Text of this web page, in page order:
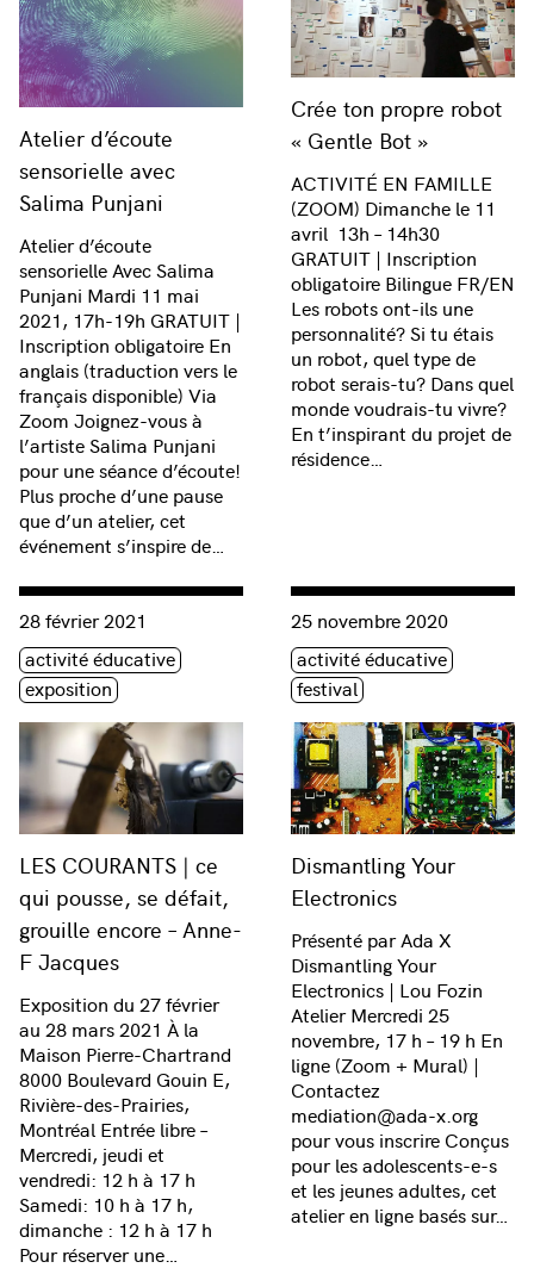
Atelier d’écoute
sensorielle avec
Salima Punjani
Atelier d’écoute
sensorielle Avec Salima
Punjani Mardi 11 mai
2021, 17h-19h GRATUIT |
Inscription obligatoire En
anglais (traduction vers le
français disponible) Via
Zoom Joignez-vous à
l’artiste Salima Punjani
pour une séance d’écoute!
Plus proche d’une pause
que d’un atelier, cet
événement s’inspire de…
Crée ton propre robot
« Gentle Bot »
ACTIVITÉ EN FAMILLE
(ZOOM) Dimanche le 11
avril 13h – 14h30
GRATUIT | Inscription
obligatoire Bilingue FR/EN
Les robots ont-ils une
personnalité? Si tu étais
un robot, quel type de
robot serais-tu? Dans quel
monde voudrais-tu vivre?
En t’inspirant du projet de
résidence…
LES COURANTS | ce
qui pousse, se défait,
grouille encore – Anne-
F Jacques
Consulter « LES COURANTS | ce qui pousse, se défait,
28 février 2021
Étiquette(s)
activité éducative
exposition
Exposition du 27 février
au 28 mars 2021 À la
Maison Pierre-Chartrand
8000 Boulevard Gouin E,
Rivière-des-Prairies,
Montréal Entrée libre –
Mercredi, jeudi et
vendredi: 12 h à 17 h
Samedi: 10 h à 17 h,
dimanche : 12 h à 17 h
Pour réserver une…
Dismantling Your
Electronics
Consulter « Dismantling
25 novembre 2020
Étiquette(s)
activité éducative
festival
Présenté par Ada X
Dismantling Your
Electronics | Lou Fozin
Atelier Mercredi 25
novembre, 17 h – 19 h En
ligne (Zoom + Mural) |
Contactez
mediation@ada-x.org
pour vous inscrire Conçus
pour les adolescents-e-s
et les jeunes adultes, cet
atelier en ligne basés sur…